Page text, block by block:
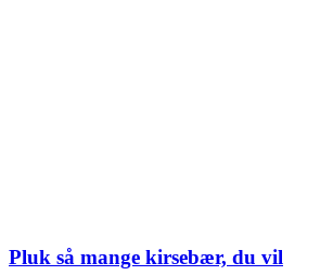
Pluk så mange kirsebær, du vil